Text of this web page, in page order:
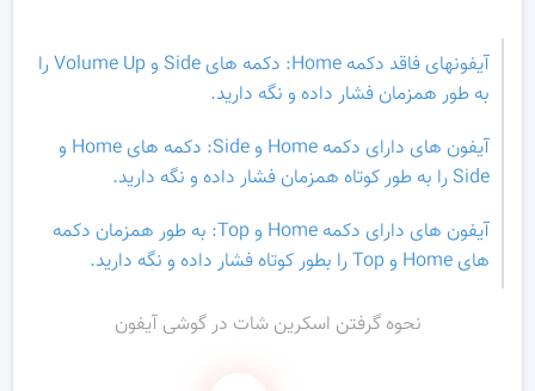
آیفونهای فاقد دکمه Home: دکمه های Side و Volume Up را
به طور همزمان فشار داده و نگه دارید.
آیفون های دارای دکمه Home و Side: دکمه های Home و
Side را به طور کوتاه همزمان فشار داده و نگه دارید.
آیفون های دارای دکمه Home و Top: به طور همزمان دکمه
های Home و Top را بطور کوتاه فشار داده و نگه دارید.
نحوه گرفتن اسکرین شات در گوشی آیفون